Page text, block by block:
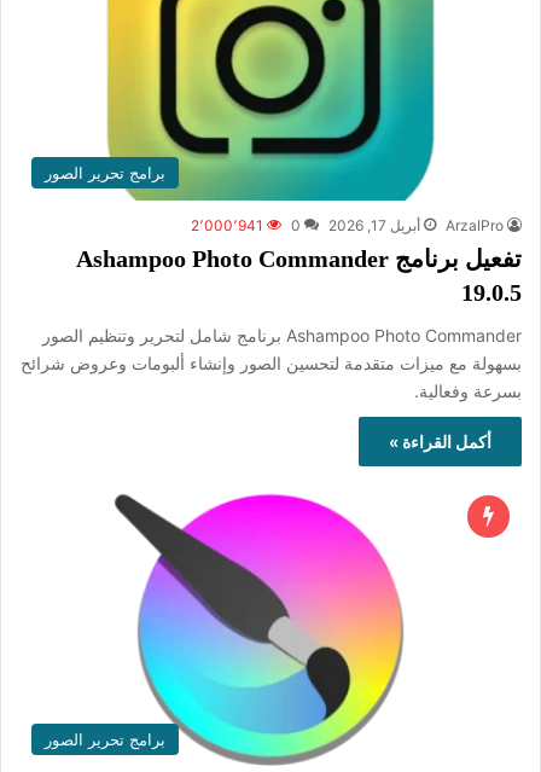
برامج تحرير الصور
ArzalPro أبريل 17, 2026 0 2٬000٬941
تفعيل برنامج Ashampoo Photo Commander
19.0.5
Ashampoo Photo Commander برنامج شامل لتحرير وتنظيم الصور
بسهولة مع ميزات متقدمة لتحسين الصور وإنشاء ألبومات وعروض شرائح
بسرعة وفعالية.
أكمل القراءة »
برامج تحرير الصور